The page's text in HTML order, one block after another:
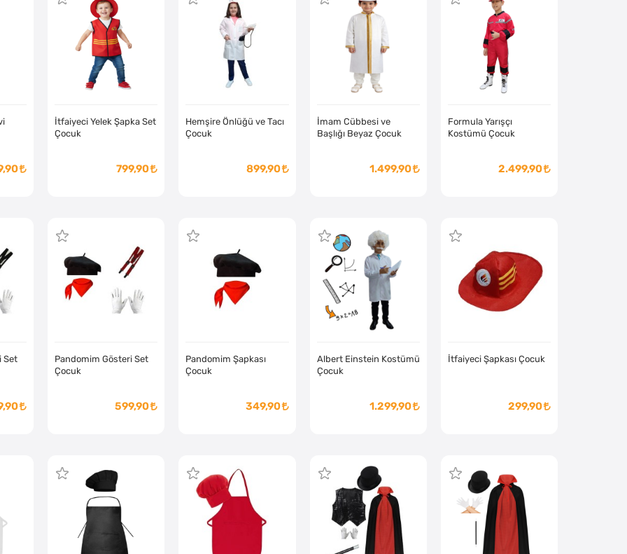
İtfaiyeci Yelek Şapka Set
Çocuk
799,90
Hemşire Önlüğü ve Tacı
Çocuk
899,90
İmam Cübbesi ve
Başlığı Beyaz Çocuk
1.499,90
Formula Yarışçı
Kostümü Çocuk
2.499,90
Set
Pandomim Gösteri Set
Çocuk
599,90
Pandomim Şapkası
Çocuk
349,90
Albert Einstein Kostümü
Çocuk
1.299,90
İtfaiyeci Şapkası Çocuk
299,90